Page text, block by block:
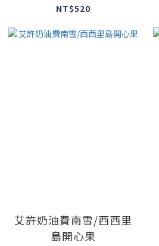
NT$520
艾許奶油費南雪/西西里
島開心果